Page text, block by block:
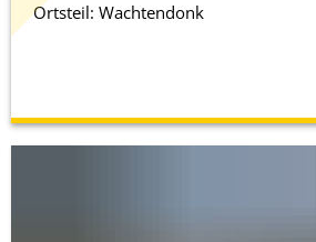
Ortsteil: Wachtendonk